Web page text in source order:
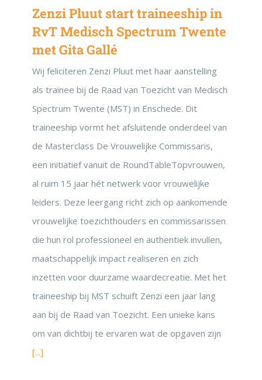
Zenzi Pluut start traineeship in
RvT Medisch Spectrum Twente
met Gita Gallé
Wij feliciteren Zenzi Pluut met haar aanstelling
als trainee bij de Raad van Toezicht van Medisch
Spectrum Twente (MST) in Enschede. Dit
traineeship vormt het afsluitende onderdeel van
de Masterclass De Vrouwelijke Commissaris,
een initiatief vanuit de RoundTableTopvrouwen,
al ruim 15 jaar hét netwerk voor vrouwelijke
leiders. Deze leergang richt zich op aankomende
vrouwelijke toezichthouders en commissarissen
die hun rol professioneel en authentiek invullen,
maatschappelijk impact realiseren en zich
inzetten voor duurzame waardecreatie. Met het
traineeship bij MST schuift Zenzi een jaar lang
aan bij de Raad van Toezicht. Een unieke kans
om van dichtbij te ervaren wat de opgaven zijn
[...]